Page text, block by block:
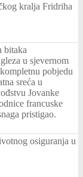
kralja Fridriha
bitaka
u sjevernom
pobjedu
sreća u
Jovanke
francuske
pristigao.
osiguranja u